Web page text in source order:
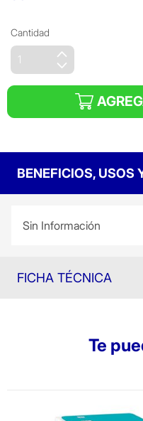
Cantidad
BENEFICIOS, USOS
Sin Información
FICHA TÉCNICA
Te